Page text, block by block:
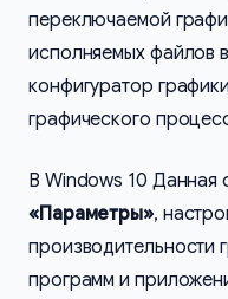
переключаемой
исполняемых файлов
конфигуратор
графического
В Windows 10 Данная
«Параметры»,
производительности
программ и